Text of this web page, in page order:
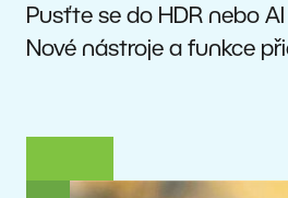
Pusťte se do HDR nebo
Nové nástroje a funkce